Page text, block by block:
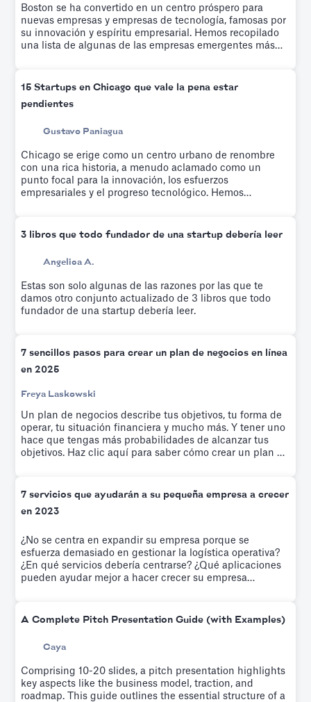
Boston se ha convertido en un centro próspero para
nuevas empresas y empresas de tecnología, famosas por
su innovación y espíritu empresarial. Hemos recopilado
una lista de algunas de las empresas emergentes más
15 Startups en Chicago que vale la pena estar
pendientes
Gustavo Paniagua
Chicago se erige como un centro urbano de renombre
con una rica historia, a menudo aclamado como un
punto focal para la innovación, los esfuerzos
empresariales y el progreso tecnológico. Hemos
3 libros que todo fundador de una startup debería leer
Angelica A.
Estas son solo algunas de las razones por las que te
damos otro conjunto actualizado de 3 libros que todo
fundador de una startup debería leer.
7 sencillos pasos para crear un plan de negocios en línea
en 2025
Freya Laskowski
Un plan de negocios describe tus objetivos, tu forma de
operar, tu situación financiera y mucho más. Y tener uno
hace que tengas más probabilidades de alcanzar tus
objetivos. Haz clic aquí para saber cómo crear un plan de
7 servicios que ayudarán a su pequeña empresa a crecer
en 2023
¿No se centra en expandir su empresa porque se
esfuerza demasiado en gestionar la logística operativa?
¿En qué servicios debería centrarse? ¿Qué aplicaciones
pueden ayudar mejor a hacer crecer su empresa
A Complete Pitch Presentation Guide (with Examples)
Caya
Comprising 10-20 slides, a pitch presentation highlights
key aspects like the business model, traction, and
roadmap. This guide outlines the essential structure of a